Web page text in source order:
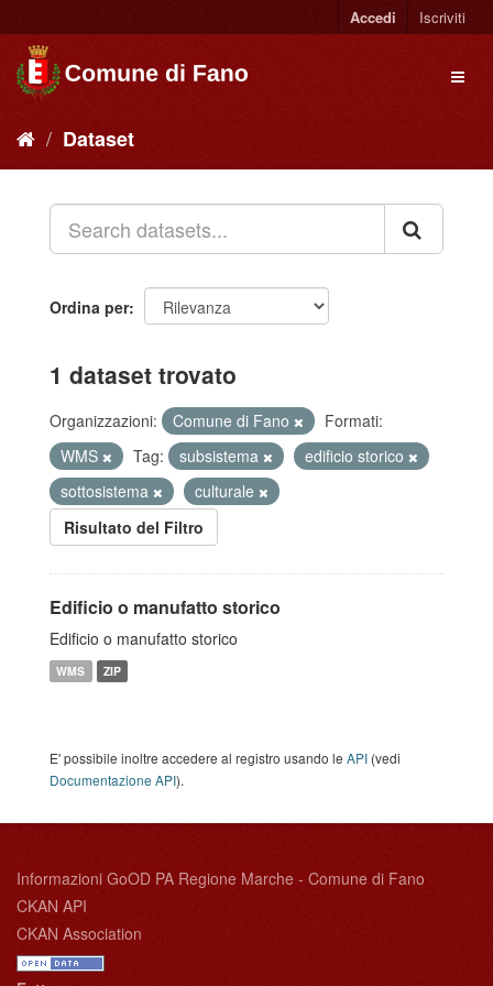
Accedi Iscriviti
Dataset
Ordina per
1 dataset trovato
Organizzazioni: Comune di Fano
Formati:
WMS
Tag: subsistema
edificio storico
sottosistema
culturale
Risultato del Filtro
Edificio o manufatto storico
Edificio o manufatto storico
WMS ZIP
E' possibile inoltre accedere al registro usando le API (vedi
Documentazione API).
Informazioni GoOD PA Regione Marche - Comune di Fano
CKAN API
CKAN Association